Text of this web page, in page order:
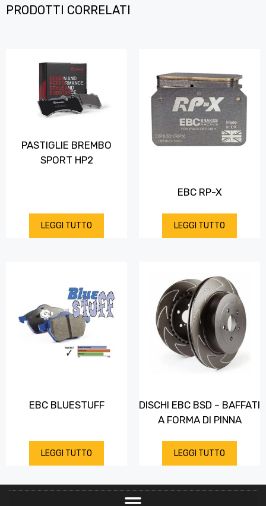
PRODOTTI CORRELATI
PASTIGLIE BREMBO
SPORT HP2
LEGGI TUTTO
EBC RP-X
LEGGI TUTTO
EBC BLUESTUFF
LEGGI TUTTO
DISCHI EBC BSD – BAFFATI
A FORMA DI PINNA
LEGGI TUTTO